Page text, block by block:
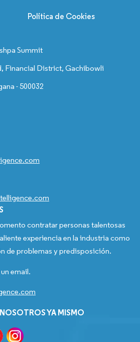
Política de Cookies
Summit
Financial District, Gachibowli
- 500032
contratar personas talentosas
experiencia en la industria como
de problemas y predisposición.
email.
YA MISMO